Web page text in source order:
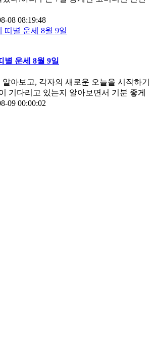
08 08:19:48
별 운세 8월 9일
아보고, 각자의 새로운 오늘을 시작하기
기다리고 있는지 알아보면서 기분 좋게
09 00:00:02